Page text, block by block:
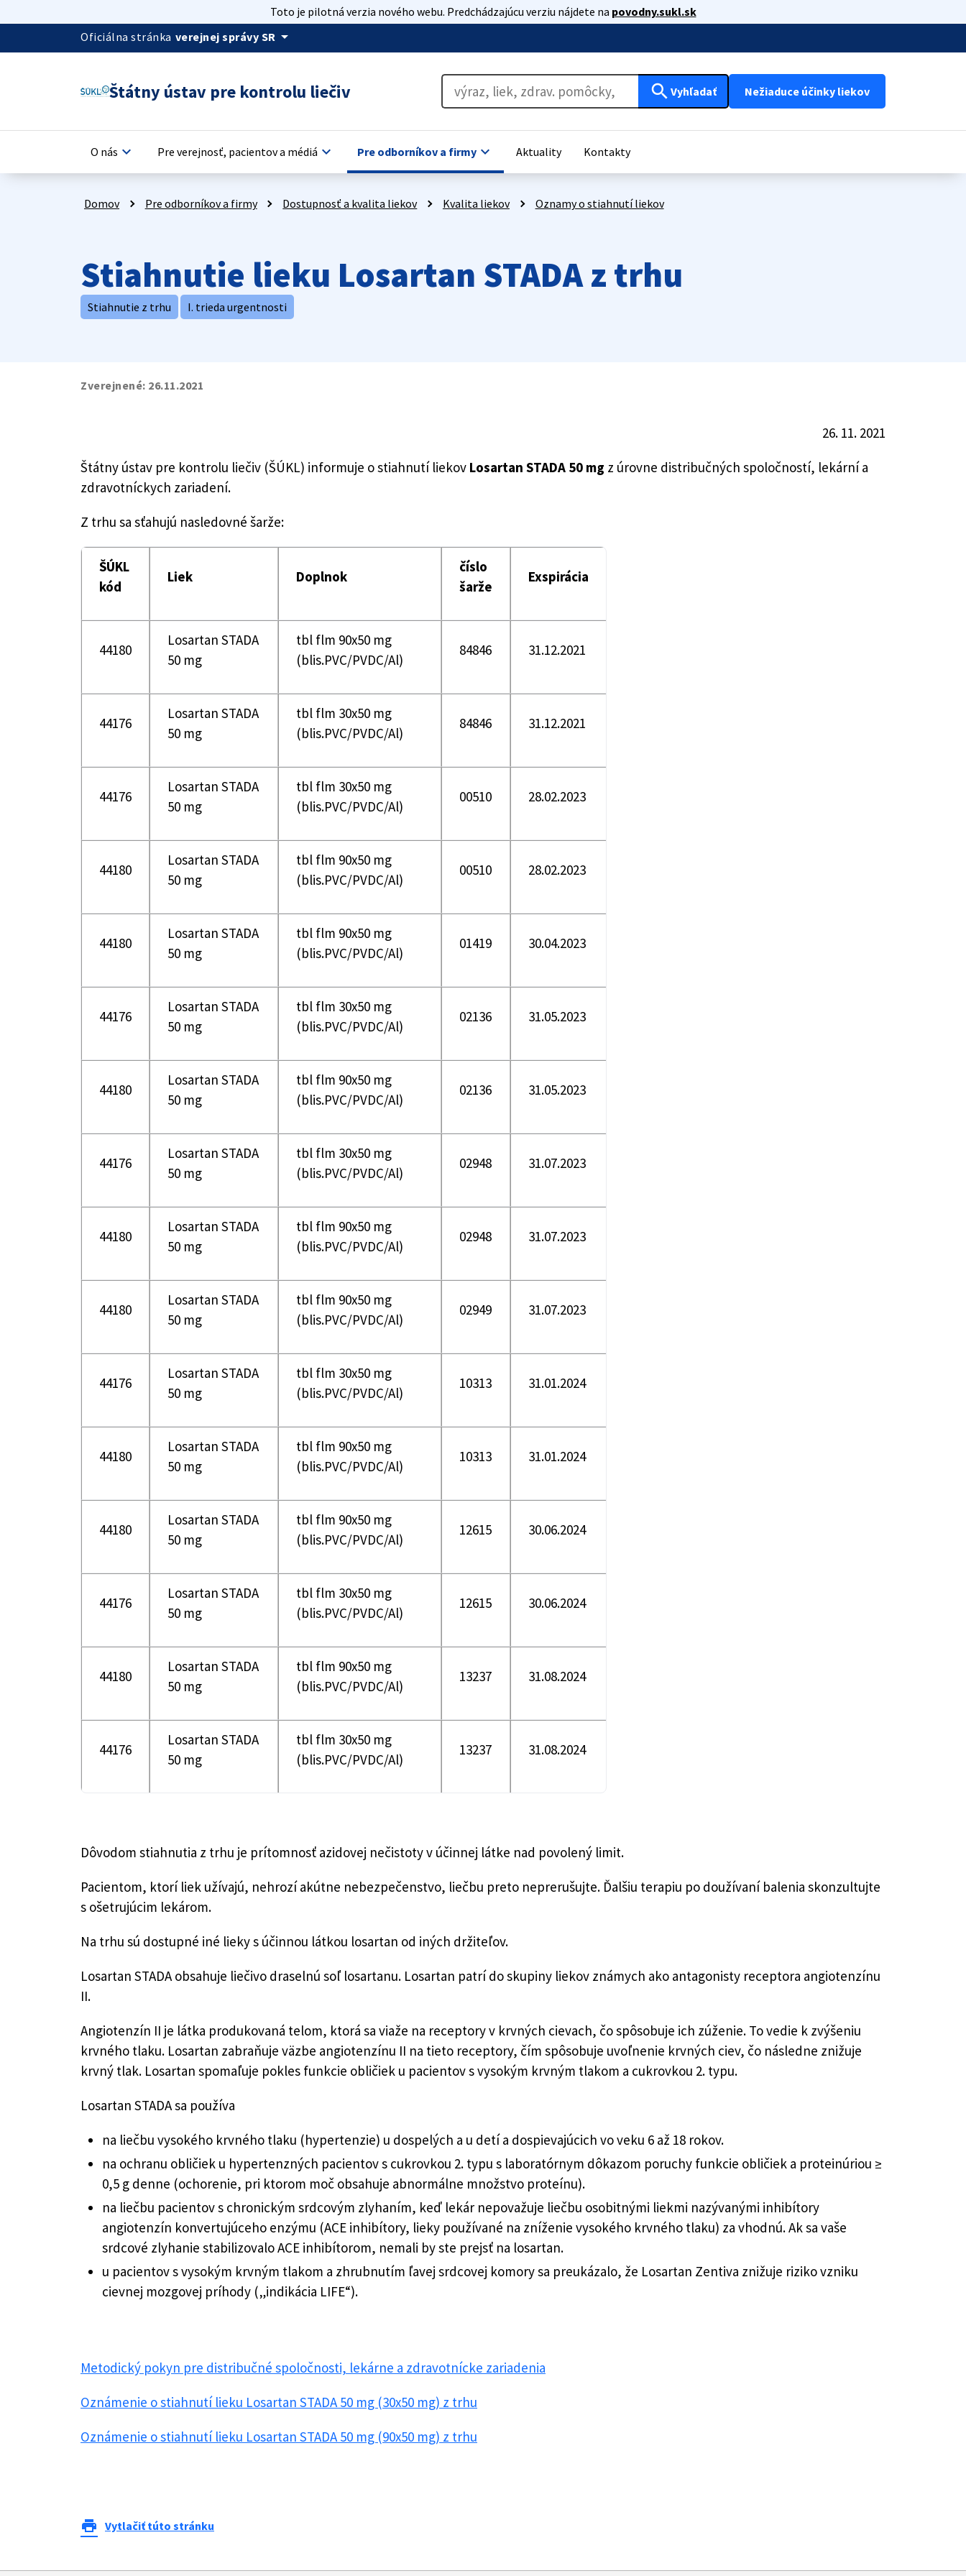
Toto je pilotná verzia nového webu. Predchádzajúcu verziu nájdete na povodny.sukl.sk
Oficiálna stránka verejnej správy SR arrow_drop_down
Štátny ústav pre kontrolu liečiv search Vyhľadať Nežiaduce účinky liekov
O nás keyboard_arrow_down Pre verejnosť, pacientov a médiá keyboard_arrow_down Pre odborníkov a firmy keyboard_arrow_down Aktuality Kontakty
Domov Pre odborníkov a firmy Dostupnosť a kvalita liekov Kvalita liekov Oznamy o stiahnutí liekov
Stiahnutie lieku Losartan STADA z trhu
Stiahnutie z trhu I. trieda urgentnosti
Zverejnené: 26.11.2021
26. 11. 2021
Štátny ústav pre kontrolu liečiv (ŠÚKL) informuje o stiahnutí liekov Losartan STADA 50 mg z úrovne distribučných spoločností, lekární a
zdravotníckych zariadení.
Z trhu sa sťahujú nasledovné šarže:
ŠÚKL
kód
Liek Doplnok
číslo
šarže
Exspirácia
44180
Losartan STADA
50 mg
tbl flm 90x50 mg
(blis.PVC/PVDC/Al)
84846 31.12.2021
44176
Losartan STADA
50 mg
tbl flm 30x50 mg
(blis.PVC/PVDC/Al)
84846 31.12.2021
44176
Losartan STADA
50 mg
tbl flm 30x50 mg
(blis.PVC/PVDC/Al)
00510 28.02.2023
44180
Losartan STADA
50 mg
tbl flm 90x50 mg
(blis.PVC/PVDC/Al)
00510 28.02.2023
44180
Losartan STADA
50 mg
tbl flm 90x50 mg
(blis.PVC/PVDC/Al)
01419 30.04.2023
44176
Losartan STADA
50 mg
tbl flm 30x50 mg
(blis.PVC/PVDC/Al)
02136 31.05.2023
44180
Losartan STADA
50 mg
tbl flm 90x50 mg
(blis.PVC/PVDC/Al)
02136 31.05.2023
44176
Losartan STADA
50 mg
tbl flm 30x50 mg
(blis.PVC/PVDC/Al)
02948 31.07.2023
44180
Losartan STADA
50 mg
tbl flm 90x50 mg
(blis.PVC/PVDC/Al)
02948 31.07.2023
44180
Losartan STADA
50 mg
tbl flm 90x50 mg
(blis.PVC/PVDC/Al)
02949 31.07.2023
44176
Losartan STADA
50 mg
tbl flm 30x50 mg
(blis.PVC/PVDC/Al)
10313 31.01.2024
44180
Losartan STADA
50 mg
tbl flm 90x50 mg
(blis.PVC/PVDC/Al)
10313 31.01.2024
44180
Losartan STADA
50 mg
tbl flm 90x50 mg
(blis.PVC/PVDC/Al)
12615 30.06.2024
44176
Losartan STADA
50 mg
tbl flm 30x50 mg
(blis.PVC/PVDC/Al)
12615 30.06.2024
44180
Losartan STADA
50 mg
tbl flm 90x50 mg
(blis.PVC/PVDC/Al)
13237 31.08.2024
44176
Losartan STADA
50 mg
tbl flm 30x50 mg
(blis.PVC/PVDC/Al)
13237 31.08.2024
Dôvodom stiahnutia z trhu je prítomnosť azidovej nečistoty v účinnej látke nad povolený limit.
Pacientom, ktorí liek užívajú, nehrozí akútne nebezpečenstvo, liečbu preto neprerušujte. Ďalšiu terapiu po doužívaní balenia skonzultujte
s ošetrujúcim lekárom.
Na trhu sú dostupné iné lieky s účinnou látkou losartan od iných držiteľov.
Losartan STADA obsahuje liečivo draselnú soľ losartanu. Losartan patrí do skupiny liekov známych ako antagonisty receptora angiotenzínu
II.
Angiotenzín II je látka produkovaná telom, ktorá sa viaže na receptory v krvných cievach, čo spôsobuje ich zúženie. To vedie k zvýšeniu
krvného tlaku. Losartan zabraňuje väzbe angiotenzínu II na tieto receptory, čím spôsobuje uvoľnenie krvných ciev, čo následne znižuje
krvný tlak. Losartan spomaľuje pokles funkcie obličiek u pacientov s vysokým krvným tlakom a cukrovkou 2. typu.
Losartan STADA sa používa
na liečbu vysokého krvného tlaku (hypertenzie) u dospelých a u detí a dospievajúcich vo veku 6 až 18 rokov.
na ochranu obličiek u hypertenzných pacientov s cukrovkou 2. typu s laboratórnym dôkazom poruchy funkcie obličiek a proteinúriou ≥
0,5 g denne (ochorenie, pri ktorom moč obsahuje abnormálne množstvo proteínu).
na liečbu pacientov s chronickým srdcovým zlyhaním, keď lekár nepovažuje liečbu osobitnými liekmi nazývanými inhibítory
angiotenzín konvertujúceho enzýmu (ACE inhibítory, lieky používané na zníženie vysokého krvného tlaku) za vhodnú. Ak sa vaše
srdcové zlyhanie stabilizovalo ACE inhibítorom, nemali by ste prejsť na losartan.
u pacientov s vysokým krvným tlakom a zhrubnutím ľavej srdcovej komory sa preukázalo, že Losartan Zentiva znižuje riziko vzniku
cievnej mozgovej príhody („indikácia LIFE“).
Metodický pokyn pre distribučné spoločnosti, lekárne a zdravotnícke zariadenia
Oznámenie o stiahnutí lieku Losartan STADA 50 mg (30x50 mg) z trhu
Oznámenie o stiahnutí lieku Losartan STADA 50 mg (90x50 mg) z trhu
print Vytlačiť túto stránku